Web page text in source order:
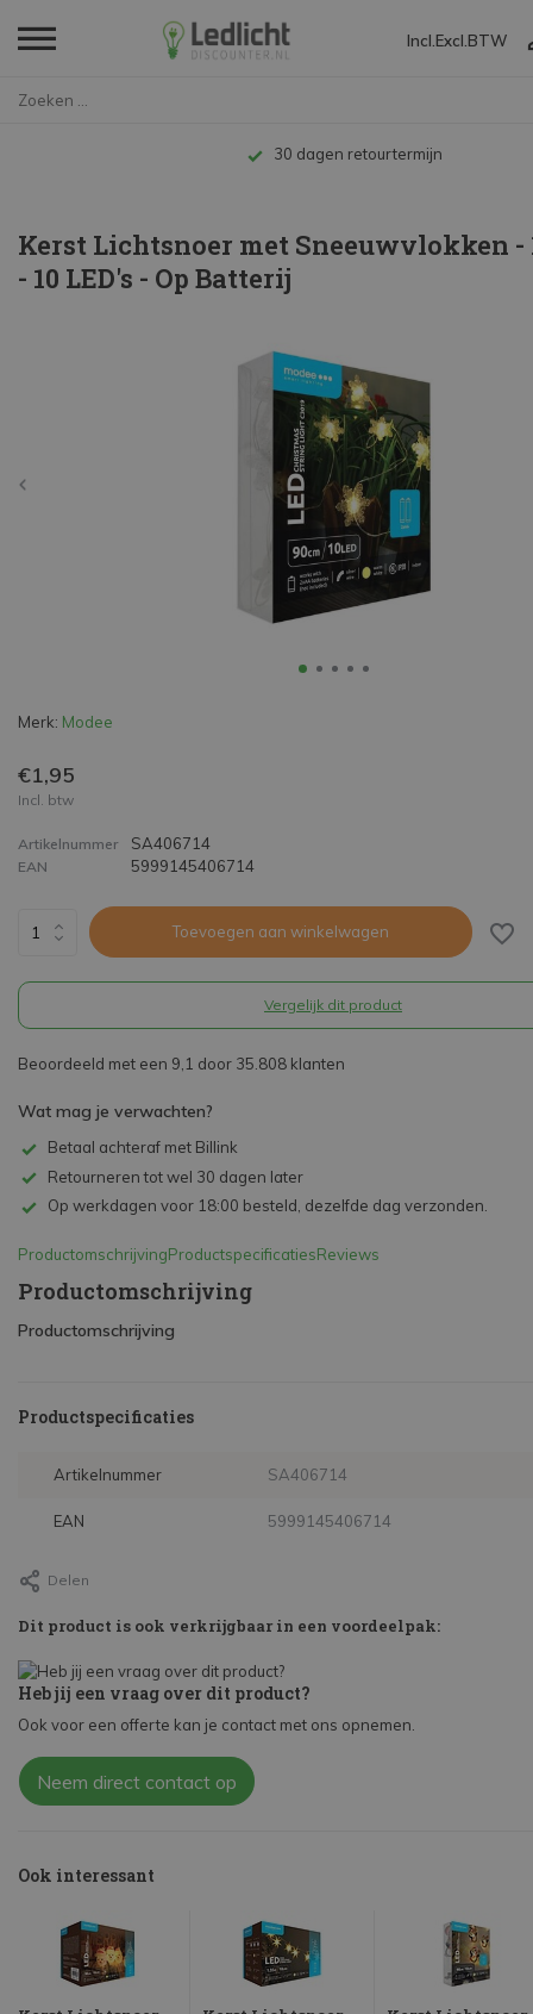
Incl. Excl. BTW
Tot 10 jaar garantie
Kerst Lichtsnoer met Sneeuwvlokken -
- 10 LED's - Op Batterij
Merk: Modee
€1,95
Incl. btw
Artikelnummer SA406714
EAN 5999145406714
Toevoegen aan winkelwagen
Vergelijk dit product
Beoordeeld met een 9,1 door 35.808 klanten
Wat mag je verwachten?
Betaal achteraf met Billink
Retourneren tot wel 30 dagen later
Op werkdagen voor 18:00 besteld, dezelfde dag verzonden.
ProductomschrijvingProductspecificatiesReviews
Productomschrijving
Productomschrijving
Productspecificaties
Artikelnummer SA406714
EAN 5999145406714
Delen
Dit product is ook verkrijgbaar in een voordeelpak:
Heb jij een vraag over dit product?
Ook voor een offerte kan je contact met ons opnemen.
Neem direct contact op
Ook interessant